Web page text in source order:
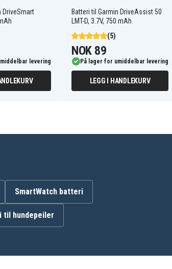
DriveSmart
levering
Batteri til Garmin DriveAssist 50
LMT-D, 3.7V, 750 mAh
(5)
NOK 89
På lager for umiddelbar levering
LEGG I HANDLEKURV
SmartWatch batteri
til hundepeiler